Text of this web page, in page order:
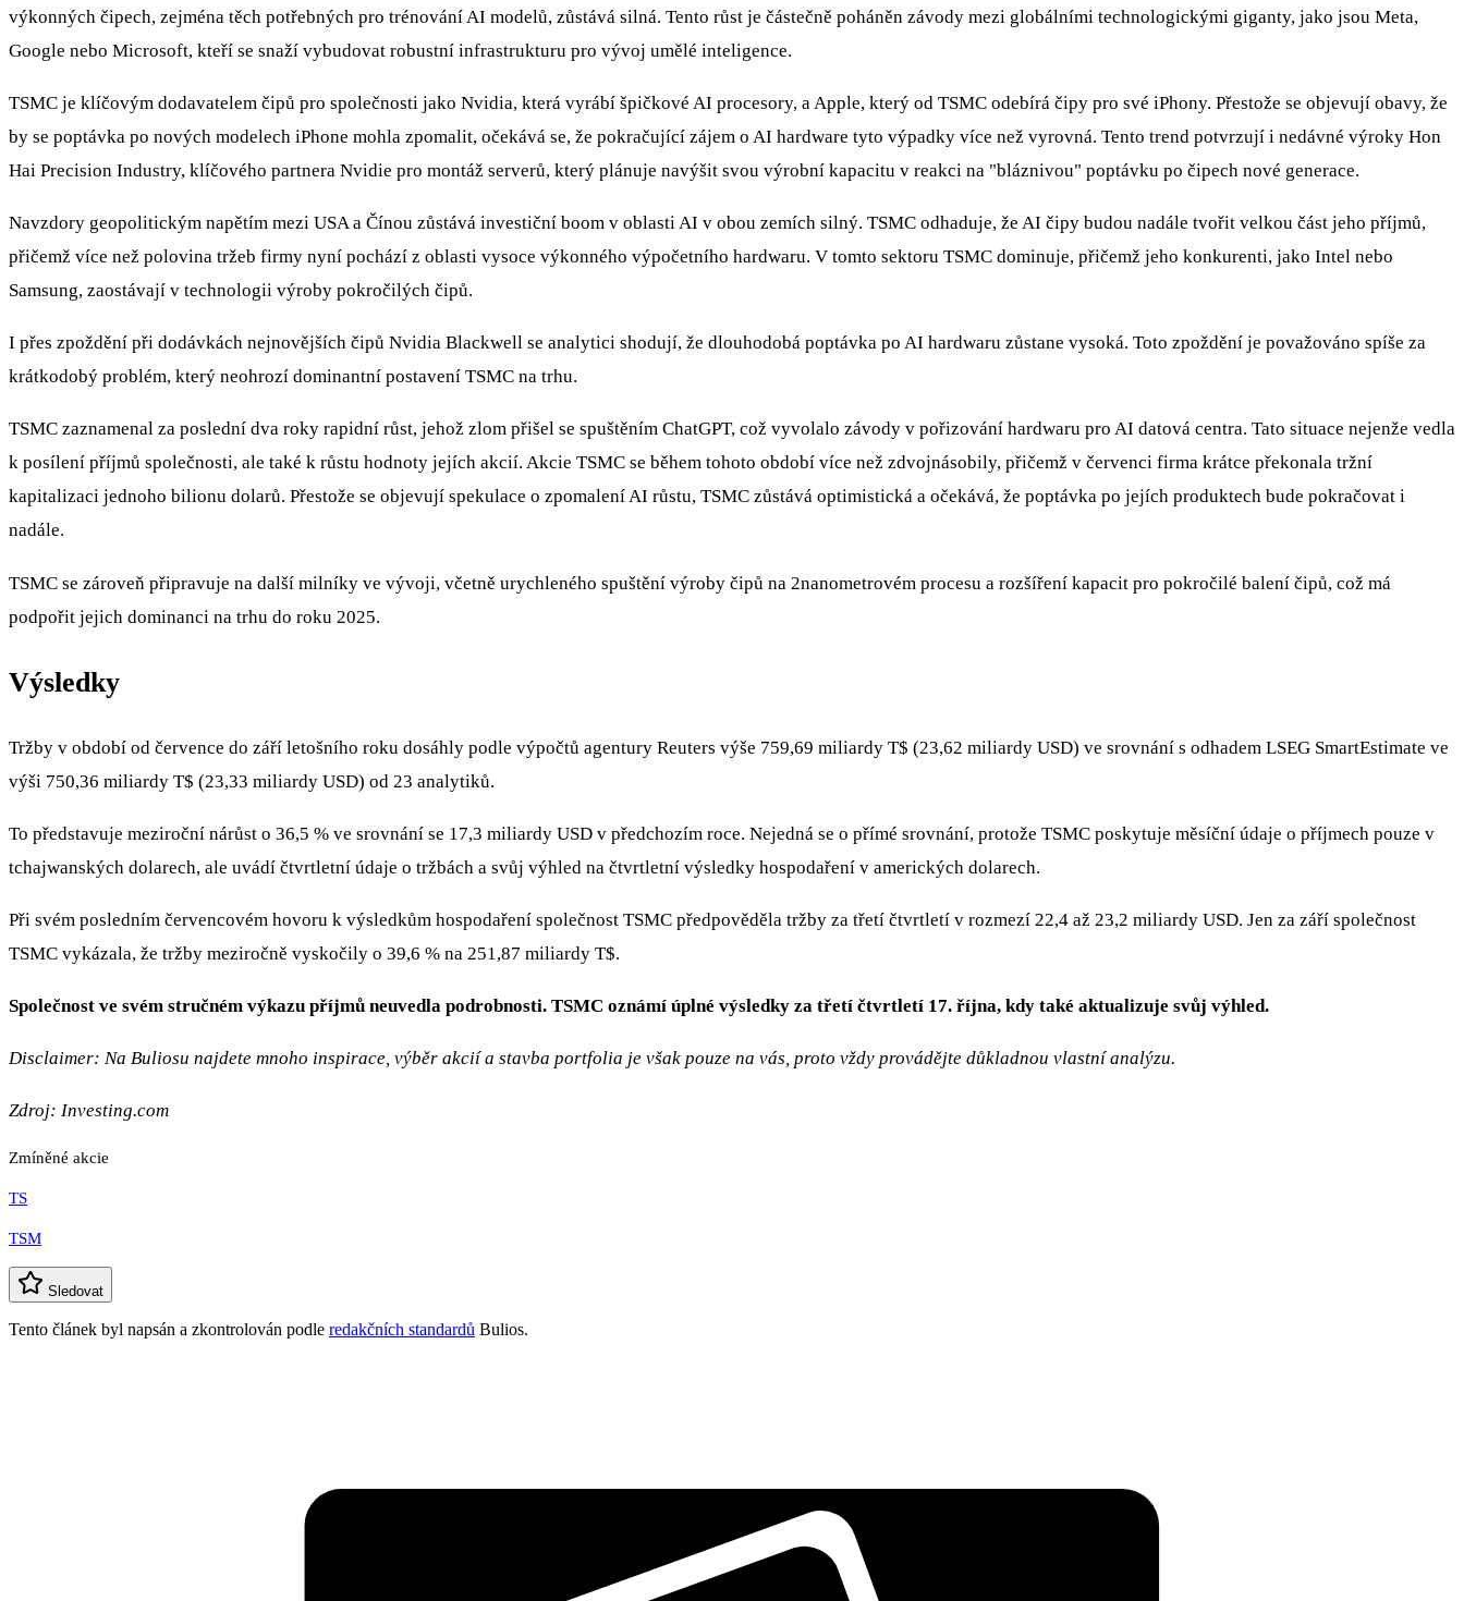
výkonných čipech, zejména těch potřebných pro trénování AI modelů, zůstává silná. Tento růst je částečně poháněn závody mezi globálními technologickými giganty, jako jsou Meta,
Google nebo Microsoft, kteří se snaží vybudovat robustní infrastrukturu pro vývoj umělé inteligence.
TSMC je klíčovým dodavatelem čipů pro společnosti jako Nvidia, která vyrábí špičkové AI procesory, a Apple, který od TSMC odebírá čipy pro své iPhony. Přestože se objevují obavy, že
by se poptávka po nových modelech iPhone mohla zpomalit, očekává se, že pokračující zájem o AI hardware tyto výpadky více než vyrovná. Tento trend potvrzují i nedávné výroky Hon
Hai Precision Industry, klíčového partnera Nvidie pro montáž serverů, který plánuje navýšit svou výrobní kapacitu v reakci na "bláznivou" poptávku po čipech nové generace.
Navzdory geopolitickým napětím mezi USA a Čínou zůstává investiční boom v oblasti AI v obou zemích silný. TSMC odhaduje, že AI čipy budou nadále tvořit velkou část jeho příjmů,
přičemž více než polovina tržeb firmy nyní pochází z oblasti vysoce výkonného výpočetního hardwaru. V tomto sektoru TSMC dominuje, přičemž jeho konkurenti, jako Intel nebo
Samsung, zaostávají v technologii výroby pokročilých čipů.
I přes zpoždění při dodávkách nejnovějších čipů Nvidia Blackwell se analytici shodují, že dlouhodobá poptávka po AI hardwaru zůstane vysoká. Toto zpoždění je považováno spíše za
krátkodobý problém, který neohrozí dominantní postavení TSMC na trhu.
TSMC zaznamenal za poslední dva roky rapidní růst, jehož zlom přišel se spuštěním ChatGPT, což vyvolalo závody v pořizování hardwaru pro AI datová centra. Tato situace nejenže vedla
k posílení příjmů společnosti, ale také k růstu hodnoty jejích akcií. Akcie TSMC se během tohoto období více než zdvojnásobily, přičemž v červenci firma krátce překonala tržní
kapitalizaci jednoho bilionu dolarů. Přestože se objevují spekulace o zpomalení AI růstu, TSMC zůstává optimistická a očekává, že poptávka po jejích produktech bude pokračovat i
nadále.
TSMC se zároveň připravuje na další milníky ve vývoji, včetně urychleného spuštění výroby čipů na 2nanometrovém procesu a rozšíření kapacit pro pokročilé balení čipů, což má
podpořit jejich dominanci na trhu do roku 2025.
Výsledky
Tržby v období od července do září letošního roku dosáhly podle výpočtů agentury Reuters výše 759,69 miliardy T$ (23,62 miliardy USD) ve srovnání s odhadem LSEG SmartEstimate ve
výši 750,36 miliardy T$ (23,33 miliardy USD) od 23 analytiků.
To představuje meziroční nárůst o 36,5 % ve srovnání se 17,3 miliardy USD v předchozím roce. Nejedná se o přímé srovnání, protože TSMC poskytuje měsíční údaje o příjmech pouze v
tchajwanských dolarech, ale uvádí čtvrtletní údaje o tržbách a svůj výhled na čtvrtletní výsledky hospodaření v amerických dolarech.
Při svém posledním červencovém hovoru k výsledkům hospodaření společnost TSMC předpověděla tržby za třetí čtvrtletí v rozmezí 22,4 až 23,2 miliardy USD. Jen za září společnost
TSMC vykázala, že tržby meziročně vyskočily o 39,6 % na 251,87 miliardy T$.
Společnost ve svém stručném výkazu příjmů neuvedla podrobnosti. TSMC oznámí úplné výsledky za třetí čtvrtletí 17. října, kdy také aktualizuje svůj výhled.
Disclaimer: Na Buliosu najdete mnoho inspirace, výběr akcií a stavba portfolia je však pouze na vás, proto vždy provádějte důkladnou vlastní analýzu.
Zdroj: Investing.com
Zmíněné akcie
TS
TSM
Sledovat
Tento článek byl napsán a zkontrolován podle redakčních standardů Bulios.